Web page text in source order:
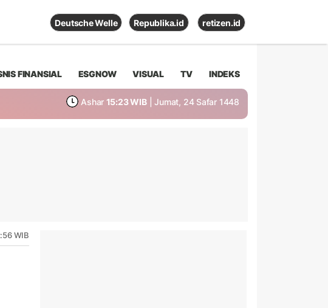
Deutsche Welle Republika.id retizen.id
FINANSIAL ESGNOW VISUAL TV INDEKS
Ashar 15:23 WIB | Jumat, 24 Safar 1448
WIB